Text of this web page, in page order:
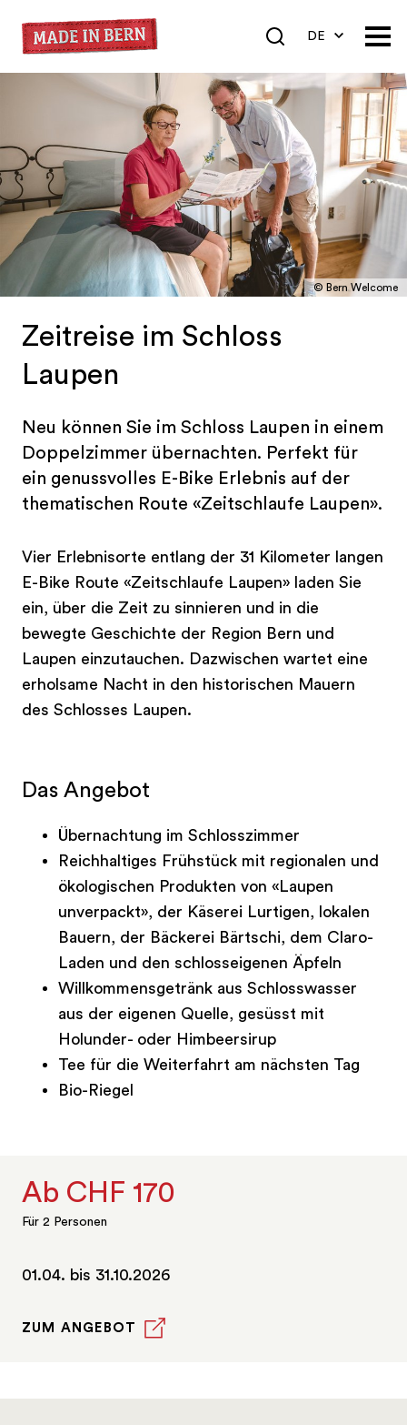
DE
FR
© Bern Welcome
Zeitreise im Schloss
Laupen
Neu können Sie im Schloss Laupen in einem
Doppelzimmer übernachten. Perfekt für
ein genussvolles E-Bike Erlebnis auf der
thematischen Route «Zeitschlaufe Laupen».
Vier Erlebnisorte entlang der 31 Kilometer langen
E-Bike Route «Zeitschlaufe Laupen» laden Sie
ein, über die Zeit zu sinnieren und in die
bewegte Geschichte der Region Bern und
Laupen einzutauchen. Dazwischen wartet eine
erholsame Nacht in den historischen Mauern
des Schlosses Laupen.
Das Angebot
Übernachtung im Schlosszimmer
Reichhaltiges Frühstück mit regionalen und
ökologischen Produkten von «Laupen
unverpackt», der Käserei Lurtigen, lokalen
Bauern, der Bäckerei Bärtschi, dem Claro-
Laden und den schlosseigenen Äpfeln
Willkommensgetränk aus Schlosswasser
aus der eigenen Quelle, gesüsst mit
Holunder- oder Himbeersirup
Tee für die Weiterfahrt am nächsten Tag
Bio-Riegel
Ab CHF 170
Für 2 Personen
01.04. bis 31.10.2026
ZUM ANGEBOT